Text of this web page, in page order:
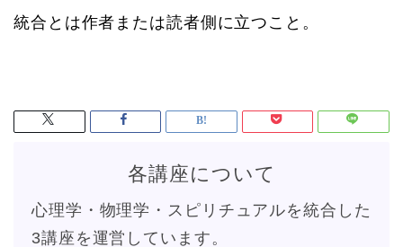
統合とは作者または読者側に立つこと。
各講座について
心理学・物理学・スピリチュアルを統合した
3講座を運営しています。